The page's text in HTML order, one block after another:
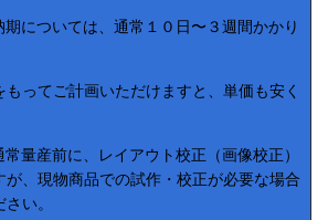
については、通常１０日〜３週間かかり
ってご計画いただけますと、単価も安く
量産前に、レイアウト校正（画像校正）
が、現物商品での試作・校正が必要な場合
い。